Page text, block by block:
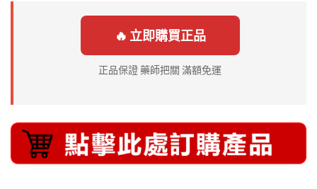
🔥 立即購買正品
正品保證 藥師把關 滿額免運